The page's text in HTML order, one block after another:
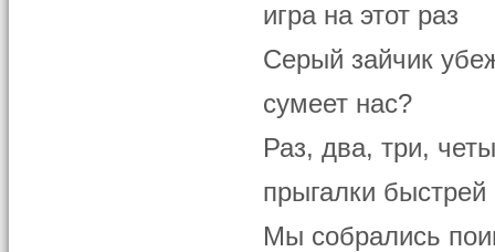
игра на этот раз
Серый зайчик
сумеет нас?
Раз, два, три,
прыгалки быстрей
Мы собрались